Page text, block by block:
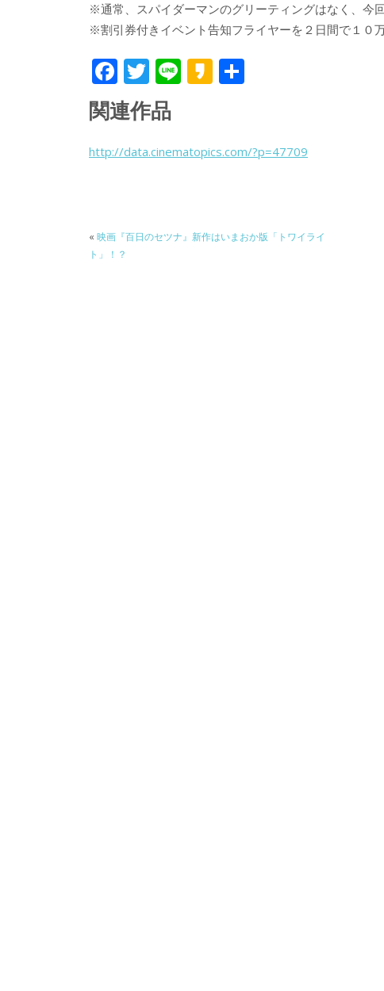
※通常、スパイダーマンのグリーティングはなく、今
※割引券付きイベント告知フライヤーを２日間で１０
F
ac
e
b
k
T
w
itt
er
Li K
a
関連作品
http://data.cinematopics.com/?p=47709
« 映画『百日のセツナ』新作はいまおか版「トワイライ
ト」！？